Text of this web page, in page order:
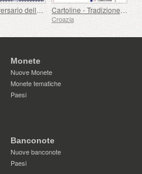
30° Anniversario delle Operazioni Militari e di Polizia, Flash e Tempesta (C) Cartoline - Tradizione Militare Croata
Croazia
Monete
Nuove Monete
Monete tematiche
Paesi
Banconote
Nuove banconote
Paesi